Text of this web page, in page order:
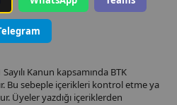
Kanun kapsamında BTK
Bu sebeple içerikleri kontrol etme ya
Üyeler yazdığı içeriklerden